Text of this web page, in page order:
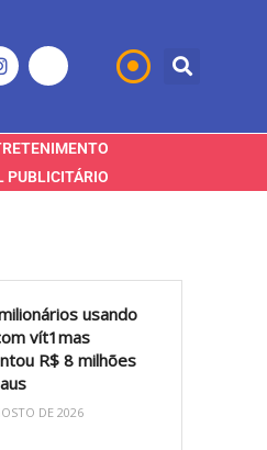
PUBLICITÁRIO
usando
vít1mas
R$ 8 milhões
DE 2026